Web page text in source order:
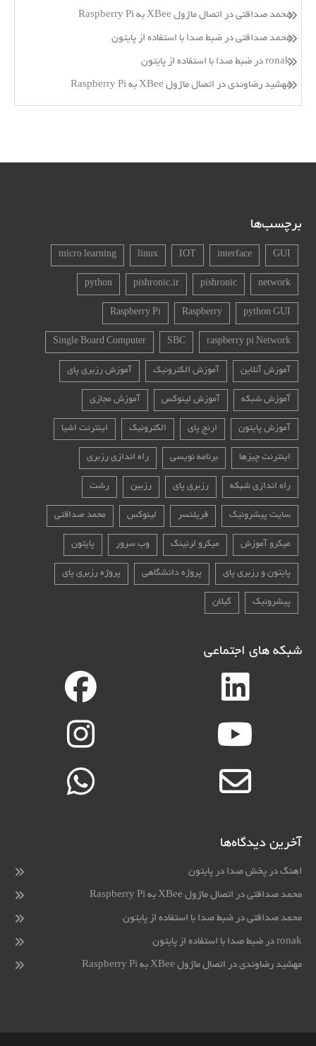
محمد صداقتی در اتصال ماژول XBee به Raspberry Pi
محمد صداقتی در ضبط صدا با استفاده از پایتون
ronak در ضبط صدا با استفاده از پایتون
مهشید رضاوندی در اتصال ماژول XBee به Raspberry Pi
برچسب‌ها
GUI
interface
IOT
linux
micro learning
network
pishronic
pishronic.ir
python
python GUI
Raspberry
Raspberry Pi
raspberry pi Network
SBC
Single Board Computer
آموزش آنلاین آموزش الکترونیک آموزش رزبری پای
آموزش شبکه آموزش لینوکس آموزش مجازی
آموزش پایتون ارنج پای الکترونیک اینترنت اشیا
اینترنت چیزها برنامه نویسی راه اندازی رزبری
راه اندازی شبکه رزبری پای رزبین رشت
سایت پیشرونیک فریلنسر لینوکس محمد صداقتی
میکرو آموزش میکرو لرنینگ وب سرور پایتون
پایتون و رزبری پای پروژه دانشگاهی پروژه رزبری پای
پیشرونیک گیلان
شبکه های اجتماعی
آخرین دیدگاه‌ها
اهنگ در پخش صدا در پایتون
محمد صداقتی در اتصال ماژول XBee به Raspberry Pi
محمد صداقتی در ضبط صدا با استفاده از پایتون
ronak در ضبط صدا با استفاده از پایتون
مهشید رضاوندی در اتصال ماژول XBee به Raspberry Pi